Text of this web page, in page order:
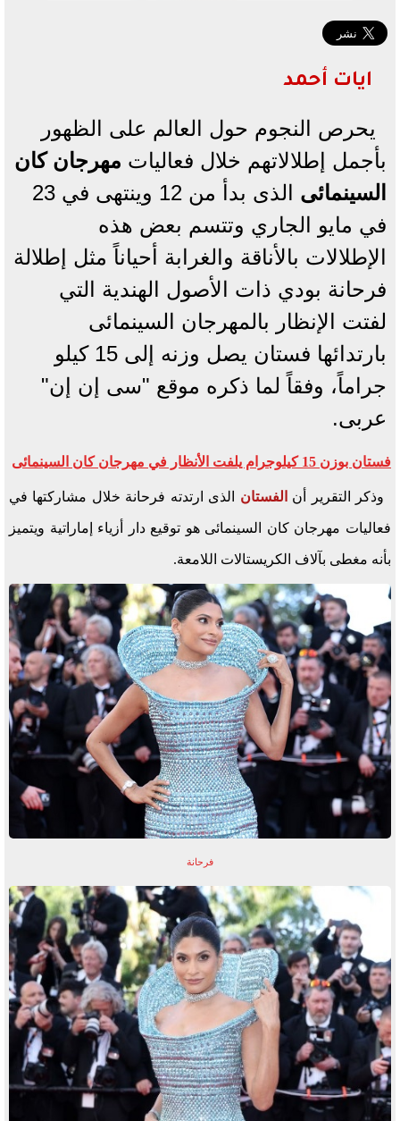
ايات أحمد
يحرص النجوم حول العالم على الظهور
بأجمل إطلالاتهم خلال فعاليات مهرجان كان
السينمائى
الذى بدأ من 12 وينتهى في 23
في مايو الجاري وتتسم بعض هذه
الإطلالات بالأناقة والغرابة أحياناً مثل إطلالة
فرحانة بودي ذات الأصول الهندية التي
لفتت الإنظار بالمهرجان السينمائى
بارتدائها فستان يصل وزنه إلى 15 كيلو
جراماً، وفقاً لما ذكره موقع "سى إن إن"
عربى.
فستان بوزن 15 كيلوجرام يلفت الأنظار في مهرجان كان السينمائى
وذكر التقرير أن الفستان الذى ارتدته فرحانة خلال مشاركتها في
فعاليات مهرجان كان السينمائى هو توقيع دار أزياء إماراتية ويتميز
بأنه مغطى بآلاف الكريستالات اللامعة.
فرحانة